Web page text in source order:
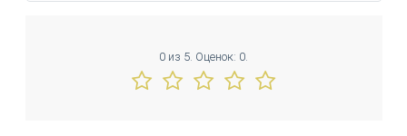
0 из 5. Оценок: 0